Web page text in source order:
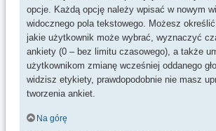
opcje. Każdą opcję należy wpisać w nowym
widocznego pola tekstowego. Możesz
jakie użytkownik może wybrać, wyznaczyć
ankiety (0 – bez limitu czasowego), a także
użytkownikom zmianę wcześniej oddanego
widzisz etykiety, prawdopodobnie nie masz
tworzenia ankiet.
Na górę